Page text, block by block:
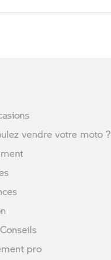
vendre votre moto ?
pro